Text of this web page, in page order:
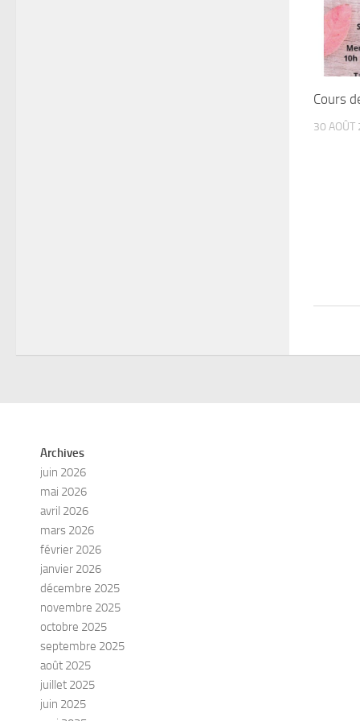
Cours
30 AOÛT
Archives
juin 2026
mai 2026
avril 2026
mars 2026
février 2026
janvier 2026
décembre 2025
novembre 2025
octobre 2025
septembre 2025
août 2025
juillet 2025
juin 2025